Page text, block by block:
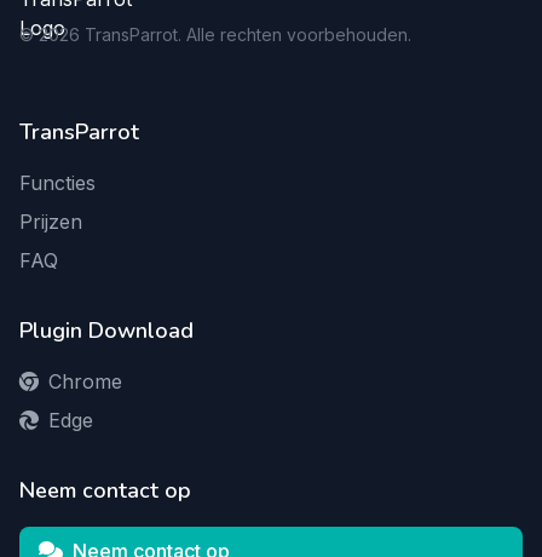
©2026 TransParrot. Alle rechten voorbehouden.
TransParrot
Functies
Prijzen
FAQ
Plugin Download
Chrome
Edge
Neem contact op
Neem contact op